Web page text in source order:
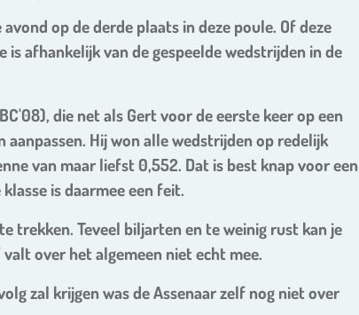
op de derde plaats in deze poule. Of deze
afhankelijk van de gespeelde wedstrijden in de
die net als Gert voor de eerste keer op een
Hij won alle wedstrijden op redelijk
van maar liefst 0,552. Dat is best knap voor een
is daarmee een feit.
trekken. Teveel biljarten en te weinig rust kan je
over het algemeen niet echt mee.
zal krijgen was de Assenaar zelf nog niet over